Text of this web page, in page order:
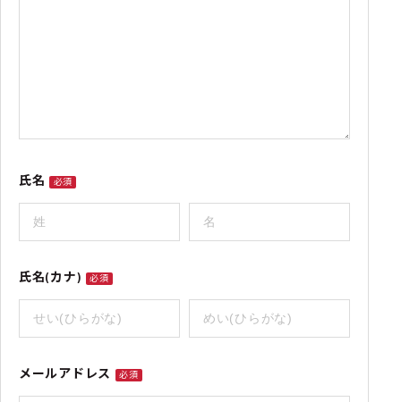
氏名 必須
氏名(カナ) 必須
メールアドレス 必須